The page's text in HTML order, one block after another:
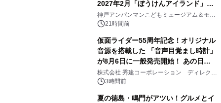
2027年2月「ぼうけんアイランド」が
オープン
神戸アンパンマンこどもミュージアム＆モー
ル 21時間前
仮面ライダー55周年記念！オリジナル
音源を搭載した 「音声目覚まし時計」
が8月6日に一般発売開始！ あの日の
大興奮が今甦る
株式会社 秀建コーポレーション ディレクト
アートギャラリー
3時間前
夏の徳島・鳴門がアツい！グルメとイ